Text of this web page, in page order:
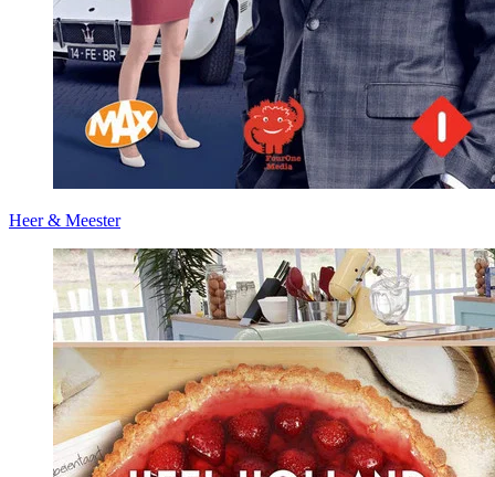
Heer & Meester